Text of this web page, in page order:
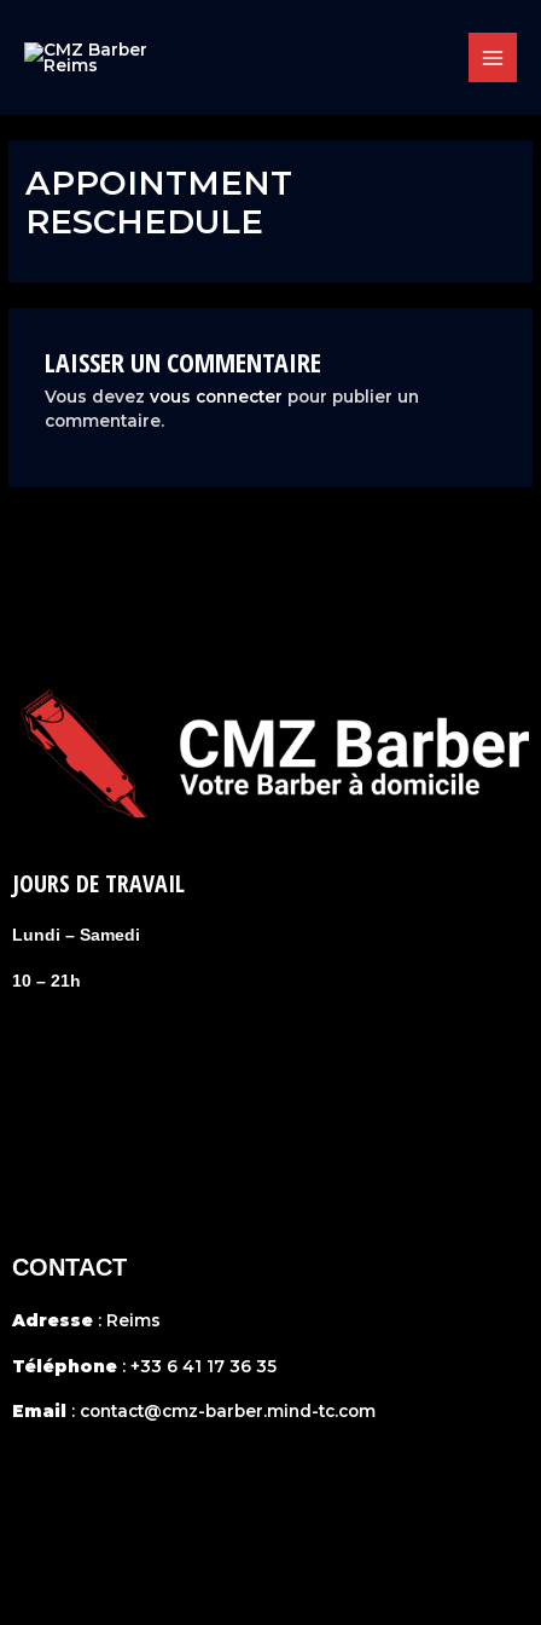
contenu
MENU
APPOINTMENT
RESCHEDULE
LAISSER UN COMMENTAIRE
Vous devez vous connecter pour publier un
commentaire.
JOURS DE TRAVAIL
Lundi – Samedi
10 – 21h
CONTACT
Adresse : Reims
Téléphone : +33 6 41 17 36 35
Email : contact@cmz-barber.mind-tc.com